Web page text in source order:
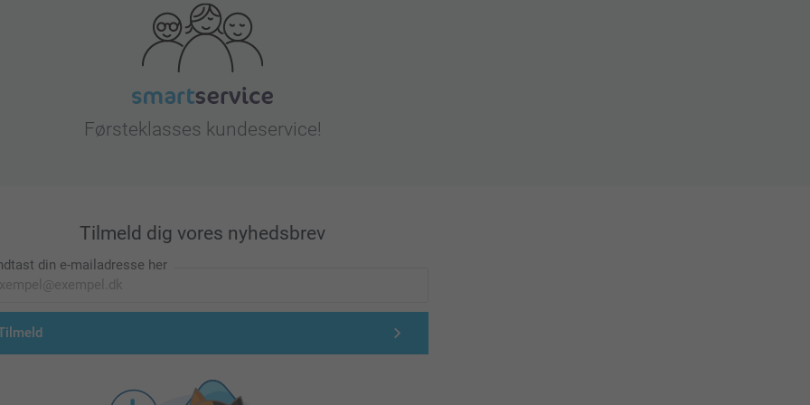
Førsteklasses kundeservice!
Tilmeld dig vores nyhedsbrev
din e-mailadresse her